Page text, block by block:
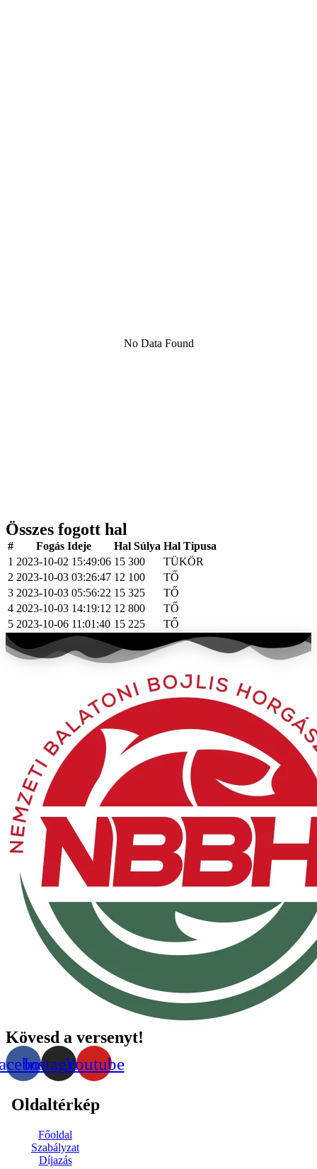
No Data Found
Összes fogott hal
# Fogás Ideje Hal Súlya Hal Tipusa
1 2023-10-02 15:49:06 15 300
TÜKÖR
2 2023-10-03 03:26:47 12 100
TŐ
3 2023-10-03 05:56:22 15 325
TŐ
4 2023-10-03 14:19:12 12 800
TŐ
5 2023-10-06 11:01:40 15 225 TŐ
Kövesd a versenyt!
InstagramYoutube
Oldaltérkép
Főoldal
Szabályzat
Díjazás